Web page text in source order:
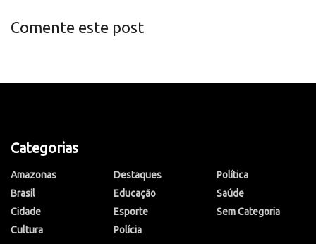
Comente este post
Categorias
Amazonas
Brasil
Cidade
Cultura
Destaques
Educação
Esporte
Polícia
Política
Saúde
Sem Categoria